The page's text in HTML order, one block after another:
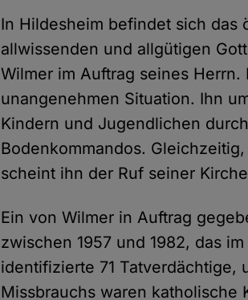
In Hildesheim befindet sich das
allwissenden und allgütigen
Wilmer im Auftrag seines
unangenehmen Situation. Ihn
Kindern und Jugendlichen
Bodenkommandos.
scheint ihn der Ruf seiner
Ein von Wilmer in Auftrag
zwischen 1957 und 1982, das
identifizierte 71 Tatverdächtige,
Missbrauchs waren katholische